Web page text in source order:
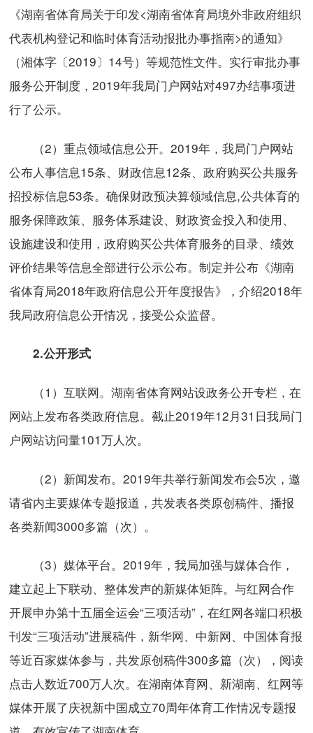
《湖南省体育局关于印发<湖南省体育局境外非政府组织
代表机构登记和临时体育活动报批办事指南>的通知》
（湘体字〔2019〕14号）等规范性文件。实行审批办事
服务公开制度，2019年我局门户网站对497办结事项进
行了公示。
（2）重点领域信息公开。2019年，我局门户网站
公布人事信息15条、财政信息12条、政府购买公共服务
招投标信息53条。确保财政预决算领域信息,公共体育的
服务保障政策、服务体系建设、财政资金投入和使用、
设施建设和使用，政府购买公共体育服务的目录、绩效
评价结果等信息全部进行公示公布。制定并公布《湖南
省体育局2018年政府信息公开年度报告》，介绍2018年
我局政府信息公开情况，接受公众监督。
2.公开形式
（1）互联网。湖南省体育网站设政务公开专栏，在
网站上发布各类政府信息。截止2019年12月31日我局门
户网站访问量101万人次。
（2）新闻发布。2019年共举行新闻发布会5次，邀
请省内主要媒体专题报道，共发表各类原创稿件、播报
各类新闻3000多篇（次）。
（3）媒体平台。2019年，我局加强与媒体合作，
建立起上下联动、整体发声的新媒体矩阵。与红网合作
开展申办第十五届全运会“三项活动”，在红网各端口积极
刊发“三项活动”进展稿件，新华网、中新网、中国体育报
等近百家媒体参与，共发原创稿件300多篇（次），阅读
点击人数近700万人次。在湖南体育网、新湖南、红网等
媒体开展了庆祝新中国成立70周年体育工作情况专题报